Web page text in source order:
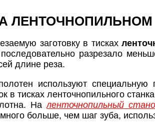
ЛЕНТОЧНОПИЛЬНОМ
заготовку в тисках
разрезало
длине реза.
используют
в тисках ленточнопильного
Наленточнопильный
больше, чем шаг зуба,